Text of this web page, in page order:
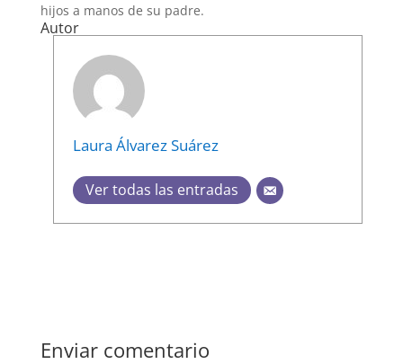
hijos a manos de su padre.
Autor
Laura Álvarez Suárez
Ver todas las entradas
Enviar comentario